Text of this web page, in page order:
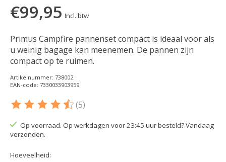
€99,95 Incl. btw
Primus Campfire pannenset compact is ideaal voor als
u weinig bagage kan meenemen. De pannen zijn
compact op te ruimen.
Artikelnummer: 738002
EAN-code: 7330033903959
De beoordeling van dit product is
(5)
Op voorraad. Op werkdagen voor 23:45 uur besteld? Vandaag
verzonden.
Hoeveelheid: